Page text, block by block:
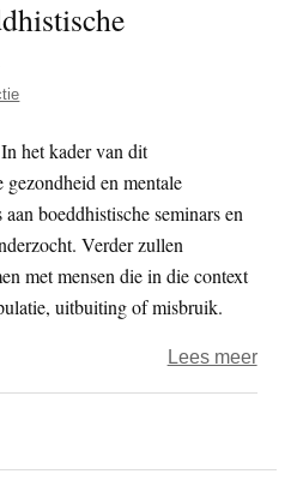
In het kader van dit
en mentale
boeddhistische seminars en
Verder zullen
met mensen die in die context
uitbuiting of misbruik.
Lees meerover